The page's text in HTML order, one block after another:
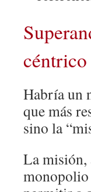
Habría un
que más
sino la
La misión,
monopolio